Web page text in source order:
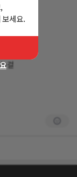
다가
고요.
걸
보세요.